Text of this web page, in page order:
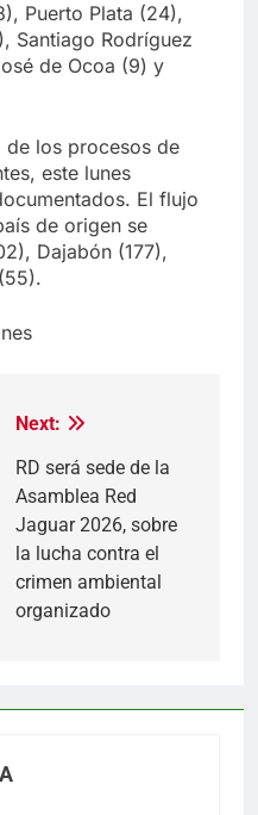
Puerto Plata (24),
Santiago Rodríguez
de Ocoa (9) y
de los procesos de
este lunes
El flujo
de origen se
Dajabón (177),
Next:
RD será sede de la
Asamblea Red
Jaguar 2026, sobre
la lucha contra el
crimen ambiental
organizado